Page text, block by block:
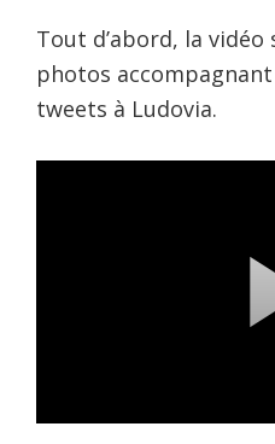
Tout d’abord, la
photos
tweets à Ludovia.